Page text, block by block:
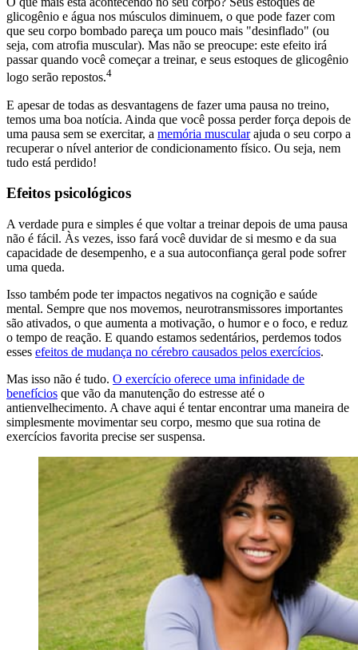
glicogênio e água nos músculos diminuem, o que pode fazer com
que seu corpo bombado pareça um pouco mais "desinflado" (ou
seja, com atrofia muscular). Mas não se preocupe: este efeito irá
passar quando você começar a treinar, e seus estoques de glicogênio
logo serão repostos.4
E apesar de todas as desvantagens de fazer uma pausa no treino,
temos uma boa notícia. Ainda que você possa perder força depois de
uma pausa sem se exercitar, a memória muscularajuda o seu corpo a
recuperar o nível anterior de condicionamento físico. Ou seja, nem
tudo está perdido!
Efeitos psicológicos
A verdade pura e simples é que voltar a treinar depois de uma pausa
não é fácil. Às vezes, isso fará você duvidar de si mesmo e da sua
capacidade de desempenho, e a sua autoconfiança geral pode sofrer
uma queda.
Isso também pode ter impactos negativos na cognição e saúde
mental. Sempre que nos movemos, neurotransmissores importantes
são ativados, o que aumenta a motivação, o humor e o foco, e reduz
o tempo de reação. E quando estamos sedentários, perdemos todos
esses efeitos de mudança no cérebro causados pelos exercícios.
Mas isso não é tudo. O exercício oferece uma infinidade de
benefícios que vão da manutenção do estresse até o
antienvelhecimento. A chave aqui é tentar encontrar uma maneira de
simplesmente movimentar seu corpo, mesmo que sua rotina de
exercícios favorita precise ser suspensa.